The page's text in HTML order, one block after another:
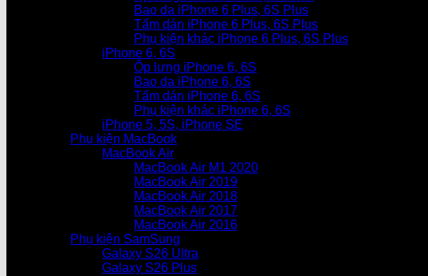
Bao da iPhone 6 Plus, 6S Plus
Tấm dán iPhone 6 Plus, 6S Plus
Phụ kiện khác iPhone 6 Plus, 6S Plus
iPhone 6, 6S
Ốp lưng iPhone 6, 6S
Bao da iPhone 6, 6S
Tấm dán iPhone 6, 6S
Phụ kiện khác iPhone 6, 6S
iPhone 5, 5S, iPhone SE
Phụ kiện MacBook
MacBook Air
MacBook Air M1 2020
MacBook Air 2019
MacBook Air 2018
MacBook Air 2017
MacBook Air 2016
Phụ kiện SamSung
Galaxy S26 Ultra
Galaxy S26 Plus